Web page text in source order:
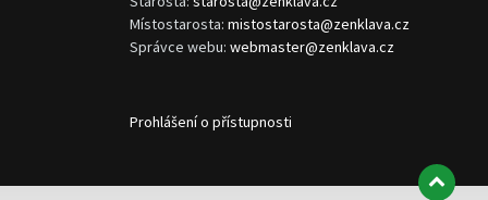
Místostarosta:mistostarosta@zenklava.cz
Správce webu:webmaster@zenklava.cz
Prohlášení o přístupnosti